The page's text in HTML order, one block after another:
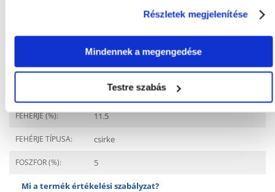
Részletek megjelenítése
Mindennek a megengedése
Testre szabás
FEHÉRJE (%): 11.5
FEHÉRJE TÍPUSA: csirke
FOSZFOR (%): 5
Mi a termék értékelési szabályzat?